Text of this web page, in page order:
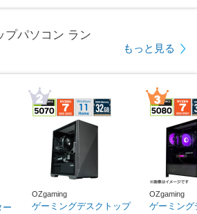
プパソコン ラン
もっと見る
ー
OZgaming
ゲーミングデスクトップ
OZgaming
ゲーミン